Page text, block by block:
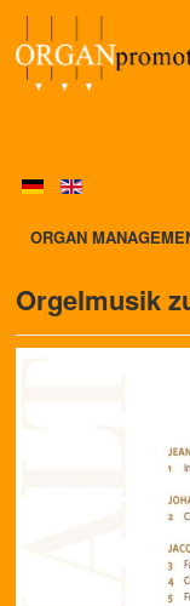
ORGAN
Orgelmusik